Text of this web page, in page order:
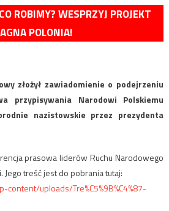
ROBIMY? WESPRZYJ PROJEKT
POLONIA!
złożył zawiadomienie o podejrzeniu
przypisywania Narodowi Polskiemu
nazistowskie przez prezydenta
prasowa liderów Ruchu Narodowego
treść jest do pobrania tutaj:
uploads/Tre%C5%9B%C4%87-